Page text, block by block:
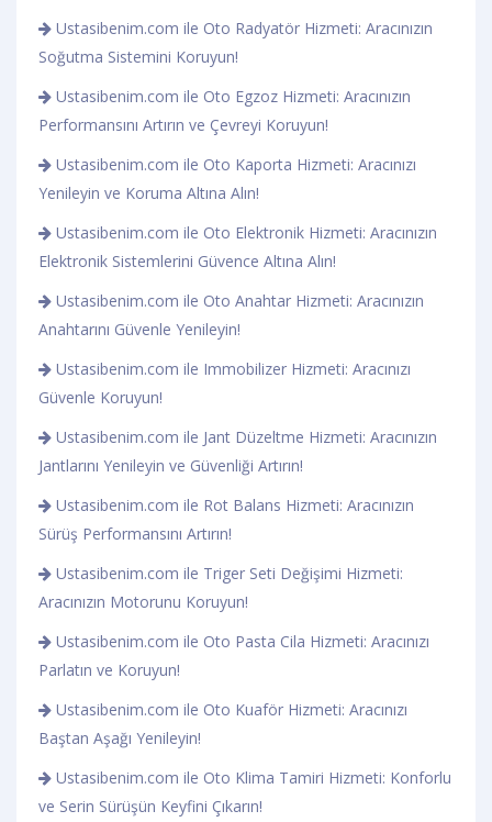
Ustasibenim.com ile Oto Radyatör Hizmeti: Aracınızın
Soğutma Sistemini Koruyun!
Ustasibenim.com ile Oto Egzoz Hizmeti: Aracınızın
Performansını Artırın ve Çevreyi Koruyun!
Ustasibenim.com ile Oto Kaporta Hizmeti: Aracınızı
Yenileyin ve Koruma Altına Alın!
Ustasibenim.com ile Oto Elektronik Hizmeti: Aracınızın
Elektronik Sistemlerini Güvence Altına Alın!
Ustasibenim.com ile Oto Anahtar Hizmeti: Aracınızın
Anahtarını Güvenle Yenileyin!
Ustasibenim.com ile Immobilizer Hizmeti: Aracınızı
Güvenle Koruyun!
Ustasibenim.com ile Jant Düzeltme Hizmeti: Aracınızın
Jantlarını Yenileyin ve Güvenliği Artırın!
Ustasibenim.com ile Rot Balans Hizmeti: Aracınızın
Sürüş Performansını Artırın!
Ustasibenim.com ile Triger Seti Değişimi Hizmeti:
Aracınızın Motorunu Koruyun!
Ustasibenim.com ile Oto Pasta Cila Hizmeti: Aracınızı
Parlatın ve Koruyun!
Ustasibenim.com ile Oto Kuaför Hizmeti: Aracınızı
Baştan Aşağı Yenileyin!
Ustasibenim.com ile Oto Klima Tamiri Hizmeti: Konforlu
ve Serin Sürüşün Keyfini Çıkarın!